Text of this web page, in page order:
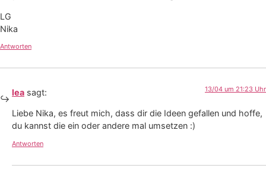
LG
Nika
Antworten
lea sagt: 13/04 um 21:23 Uhr
Liebe Nika, es freut mich, dass dir die Ideen gefallen und hoffe,
du kannst die ein oder andere mal umsetzen :)
Antworten